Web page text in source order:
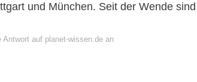
und München. Seit der Wende sind
auf planet-wissen.de an